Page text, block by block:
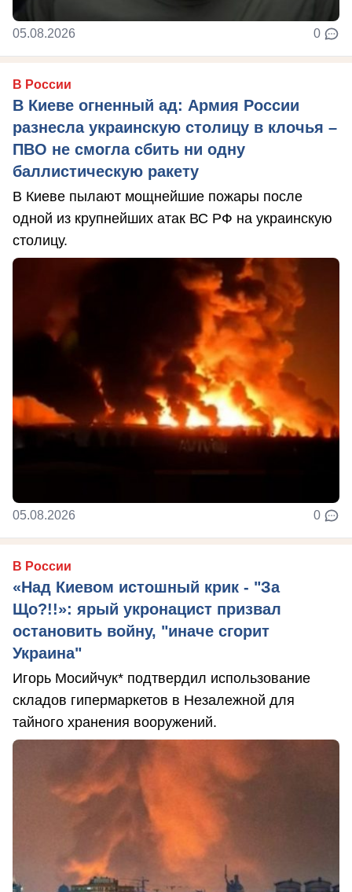
05.08.2026 0
В России
В Киеве огненный ад: Армия России
разнесла украинскую столицу в клочья –
ПВО не смогла сбить ни одну
баллистическую ракету
В Киеве пылают мощнейшие пожары после
одной из крупнейших атак ВС РФ на украинскую
столицу.
05.08.2026 0
В России
«Над Киевом истошный крик - "За
Що?!!»: ярый укронацист призвал
остановить войну, "иначе сгорит
Украина"
Игорь Мосийчук* подтвердил использование
складов гипермаркетов в Незалежной для
тайного хранения вооружений.